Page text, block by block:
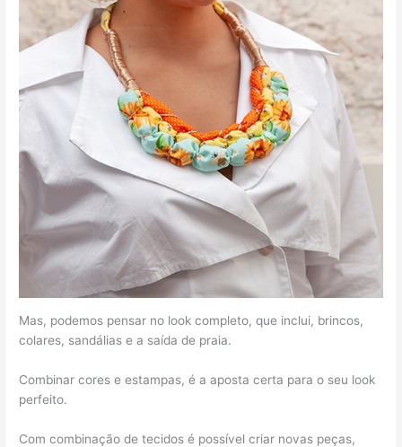
Mas, podemos pensar no look completo, que inclui, brincos,
colares, sandálias e a saída de praia.
Combinar cores e estampas, é a aposta certa para o seu look
perfeito.
Com combinação de tecidos é possível criar novas peças,